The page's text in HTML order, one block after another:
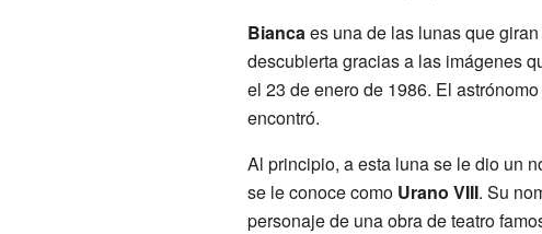
Biancaes una de las lunas que
descubierta gracias a las imágenes
el 23 de enero de 1986. El
encontró.
Al principio, a esta luna se le dio un
se le conoce como Urano VIII. Su
personaje de una obra de teatro